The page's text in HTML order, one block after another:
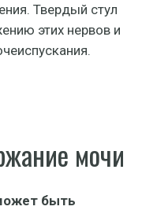
Твердый стул
этих нервов и
мочи
быть